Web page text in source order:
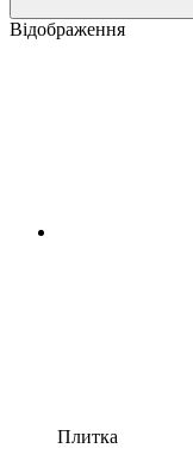
Відображення
Плитка